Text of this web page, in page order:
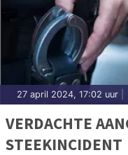
27 april 2024, 17:02 uur
VERDACHTE
STEEKINCIDENT